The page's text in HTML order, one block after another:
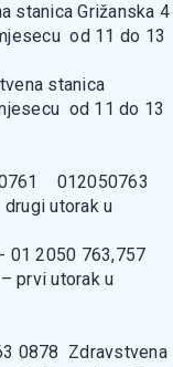
stanica Grižanska 4
od 11 do 13
stanica
od 11 do 13
012050763
utorak u
01 2050 763,757
prvi utorak u
0878 Zdravstvena